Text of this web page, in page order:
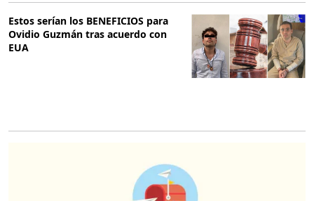
Estos serían los BENEFICIOS para
Ovidio Guzmán tras acuerdo con
EUA